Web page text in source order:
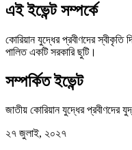
এই ইভেন্ট সম্পর্কে
কোরিয়ান যুদ্ধের প্রবীণদের
পালিত একটি সরকারি ছুটি।
সম্পর্কিত ইভেন্ট
জাতীয় কোরিয়ান যুদ্ধের প্রবীণদের
২৭ জুলাই, ২০২৭